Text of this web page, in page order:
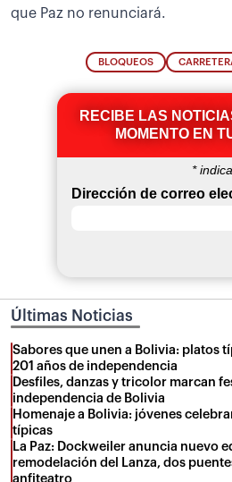
que Paz no renunciará.
BLOQUEOS
RECIBE LAS
MOMENTO EN
*
Dirección de correo
Últimas Noticias
Sabores que unen a Bolivia: platos
201 años de independencia
Desfiles, danzas y tricolor marcan
independencia de Bolivia
Homenaje a Bolivia: jóvenes
típicas
La Paz: Dockweiler anuncia nuevo
remodelación del Lanza, dos
anfiteatro